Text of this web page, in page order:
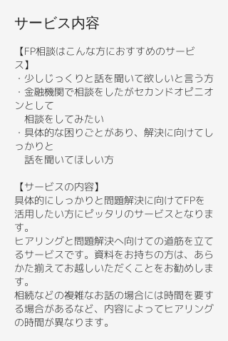
サービス内容
【FP相談はこんな方におすすめのサービ
ス】
・少しじっくりと話を聞いて欲しいと言う方
・金融機関で相談をしたがセカンドオピニオ
ンとして
相談をしてみたい
・具体的な困りごとがあり、解決に向けてし
っかりと
話を聞いてほしい方
【サービスの内容】
具体的にしっかりと問題解決に向けてFPを
活用したい方にピッタリのサービスとなりま
す。
ヒアリングと問題解決へ向けての道筋を立て
るサービスです。資料をお持ちの方は、あら
かた揃えてお越しいただくことをお勧めしま
す。
相続などの複雑なお話の場合には時間を要す
る場合があるなど、内容によってヒアリング
の時間が異なります。